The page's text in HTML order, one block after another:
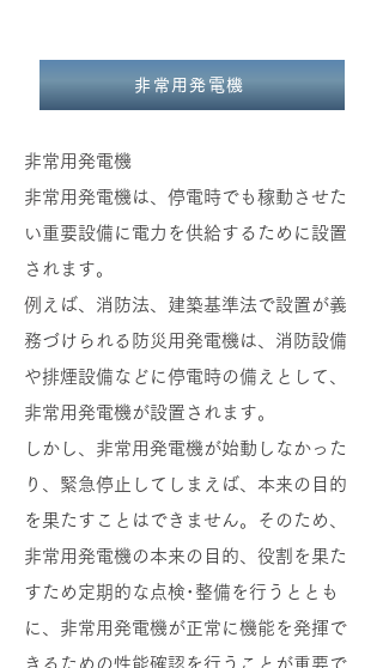
非常用発電機
非常用発電機は、停電時でも稼動させた
い重要設備に電力を供給するために設置
されます。
例えば、消防法、建築基準法で設置が義
務づけられる防災用発電機は、消防設備
や排煙設備などに停電時の備えとして、
非常用発電機が設置されます。
しかし、非常用発電機が始動しなかった
り、緊急停止してしまえば、本来の目的
を果たすことはできません。そのため、
非常用発電機の本来の目的、役割を果た
すため定期的な点検･整備を行うととも
に、非常用発電機が正常に機能を発揮で
きるための性能確認を行うことが重要で
非常用発電機